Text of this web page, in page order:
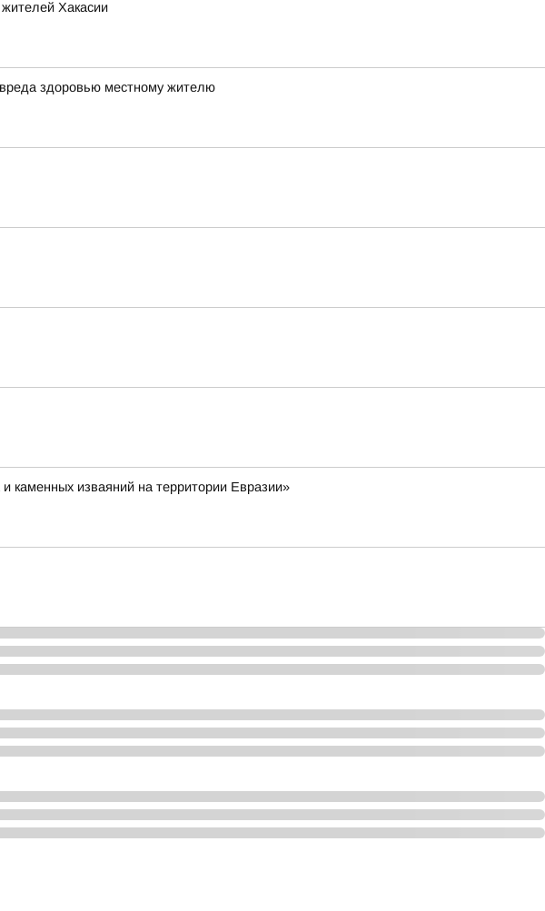
Хакасии
здоровью местному жителю
каменных изваяний на территории Евразии»